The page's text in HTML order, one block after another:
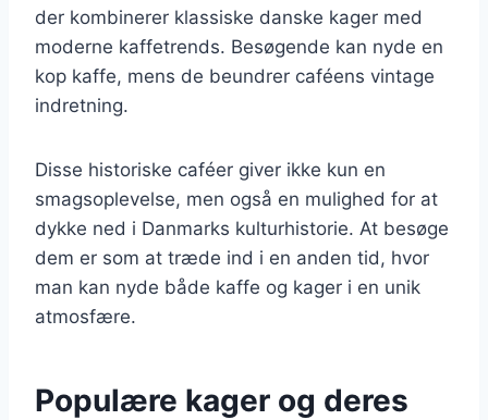
der kombinerer klassiske danske kager med
moderne kaffetrends. Besøgende kan nyde en
kop kaffe, mens de beundrer caféens vintage
indretning.
Disse historiske caféer giver ikke kun en
smagsoplevelse, men også en mulighed for at
dykke ned i Danmarks kulturhistorie. At besøge
dem er som at træde ind i en anden tid, hvor
man kan nyde både kaffe og kager i en unik
atmosfære.
Populære kager og deres